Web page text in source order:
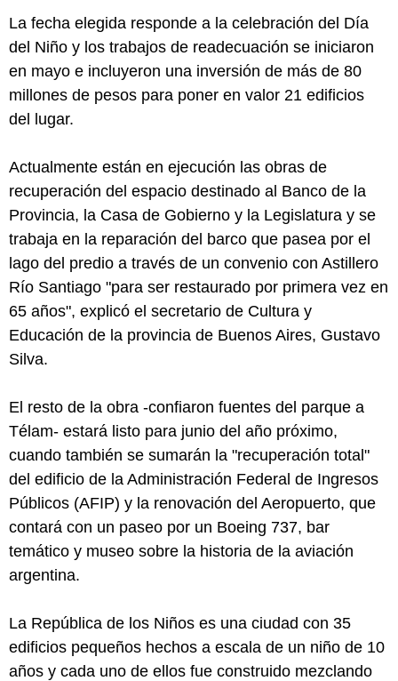
La fecha elegida responde a la celebración del Día
del Niño y los trabajos de readecuación se iniciaron
en mayo e incluyeron una inversión de más de 80
millones de pesos para poner en valor 21 edificios
del lugar.
Actualmente están en ejecución las obras de
recuperación del espacio destinado al Banco de la
Provincia, la Casa de Gobierno y la Legislatura y se
trabaja en la reparación del barco que pasea por el
lago del predio a través de un convenio con Astillero
Río Santiago "para ser restaurado por primera vez en
65 años", explicó el secretario de Cultura y
Educación de la provincia de Buenos Aires, Gustavo
Silva.
El resto de la obra -confiaron fuentes del parque a
Télam- estará listo para junio del año próximo,
cuando también se sumarán la "recuperación total"
del edificio de la Administración Federal de Ingresos
Públicos (AFIP) y la renovación del Aeropuerto, que
contará con un paseo por un Boeing 737, bar
temático y museo sobre la historia de la aviación
argentina.
La República de los Niños es una ciudad con 35
edificios pequeños hechos a escala de un niño de 10
años y cada uno de ellos fue construido mezclando